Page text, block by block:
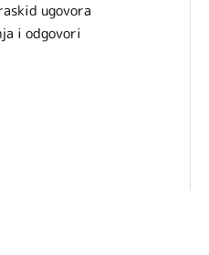
ugovora
i odgovori